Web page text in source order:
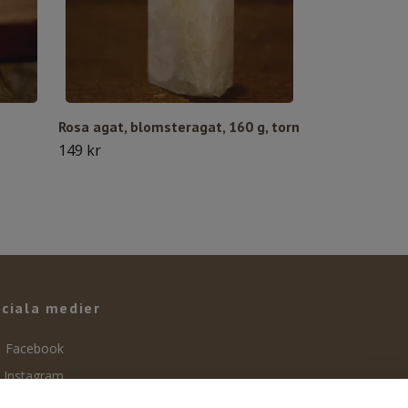
Rosa agat, blomsteragat, 160 g, torn
149 kr
medier
Facebook
Instagram